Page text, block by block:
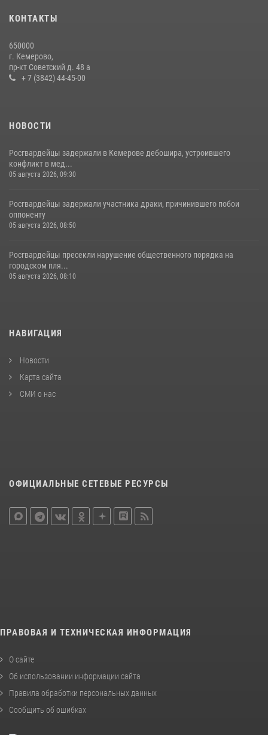
20 июля 2026, 08:52
гипермаркета товары на 13 тысяч рублей (ВИДЕО)
16 июля 2026, 06:43
КОНТАКТЫ
650000
г. Кемерово,
пр-кт Советский д. 48 а
+ 7 (3842) 44-45-00
НОВОСТИ
Росгвардейцы задержали в Кемерове дебошира, устроившего
конфликт в мед...
05 августа 2026, 09:30
Росгвардейцы задержали участника драки, причинившего побои
оппоненту
05 августа 2026, 08:50
Росгвардейцы пресекли нарушение общественного порядка на
городском пля...
05 августа 2026, 08:10
НАВИГАЦИЯ
Новости
Карта сайта
СМИ о нас
ОФИЦИАЛЬНЫЕ СЕТЕВЫЕ РЕСУРСЫ
ПРАВОВАЯ И ТЕХНИЧЕСКАЯ ИНФОРМАЦИЯ
О сайте
Об использовании информации сайта
Правила обработки персональных данных
Сообщить об ошибках